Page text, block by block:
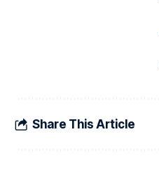
Share This Article